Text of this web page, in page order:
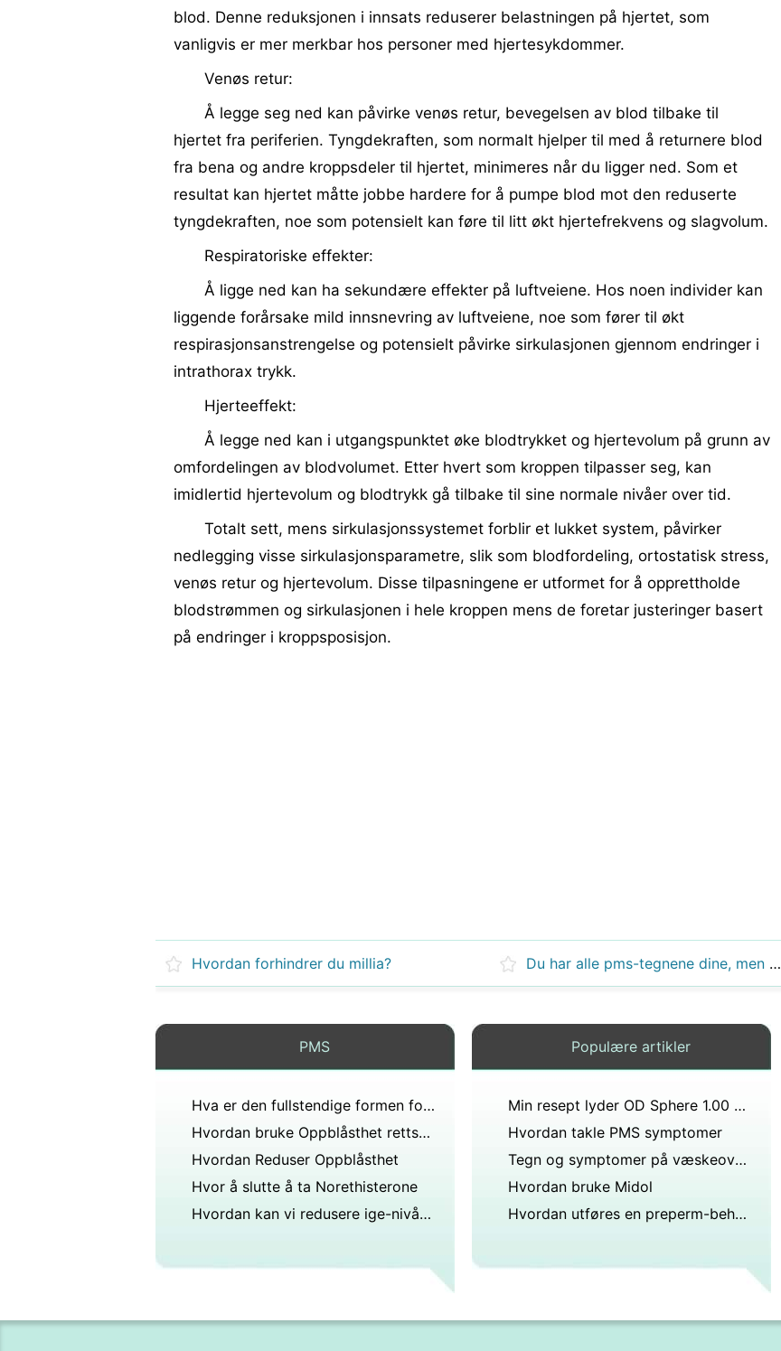
blod. Denne reduksjonen i innsats reduserer belastningen på hjertet, som
vanligvis er mer merkbar hos personer med hjertesykdommer.
Venøs retur:
Å legge seg ned kan påvirke venøs retur, bevegelsen av blod tilbake til
hjertet fra periferien. Tyngdekraften, som normalt hjelper til med å returnere blod
fra bena og andre kroppsdeler til hjertet, minimeres når du ligger ned. Som et
resultat kan hjertet måtte jobbe hardere for å pumpe blod mot den reduserte
tyngdekraften, noe som potensielt kan føre til litt økt hjertefrekvens og slagvolum.
Respiratoriske effekter:
Å ligge ned kan ha sekundære effekter på luftveiene. Hos noen individer kan
liggende forårsake mild innsnevring av luftveiene, noe som fører til økt
respirasjonsanstrengelse og potensielt påvirke sirkulasjonen gjennom endringer i
intrathorax trykk.
Hjerteeffekt:
Å legge ned kan i utgangspunktet øke blodtrykket og hjertevolum på grunn av
omfordelingen av blodvolumet. Etter hvert som kroppen tilpasser seg, kan
imidlertid hjertevolum og blodtrykk gå tilbake til sine normale nivåer over tid.
Totalt sett, mens sirkulasjonssystemet forblir et lukket system, påvirker
nedlegging visse sirkulasjonsparametre, slik som blodfordeling, ortostatisk stress,
venøs retur og hjertevolum. Disse tilpasningene er utformet for å opprettholde
blodstrømmen og sirkulasjonen i hele kroppen mens de foretar justeringer basert
på endringer i kroppsposisjon.
Hvordan forhindrer du millia? Du har alle pms-tegnene dine, men menstruasjonen er sen Siden symptomene i utgangspunktet er det samme som graviditet, er det noe annet du bør se etter for å fortelle om du kan være gravid?
PMS
Hva er den fullstendige formen for MMBTu?
Hvordan bruke Oppblåsthet rettsmidler for å eliminere Vannretensjon
Hvordan Reduser Oppblåsthet
Hvor å slutte å ta Norethisterone
Hvordan kan vi redusere ige-nivået som er 420.?
Populære artikler
Min resept lyder OD Sphere 1.00 Cylinder -1.00 Axis 180 OS -1.75 176 hva betyr alt det?
Hvordan takle PMS symptomer
Tegn og symptomer på væskeoverbelastning?
Hvordan bruke Midol
Hvordan utføres en preperm-behandling?